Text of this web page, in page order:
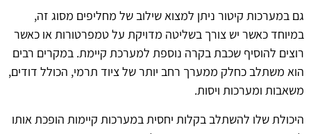
גם במערכות קיטור ניתן למצוא שילוב של מחליפים מסוג זה,
במיוחד כאשר יש צורך בשליטה מדויקת על טמפרטורות או כאשר
רוצים להוסיף שכבת בקרה נוספת למערכת קיימת. במקרים רבים
הוא משתלב כחלק ממערך רחב יותר של ציוד תרמי, הכולל דודים,
משאבות ומערכות ויסות.
היכולת שלו להשתלב בקלות יחסית במערכות קיימות הופכת אותו